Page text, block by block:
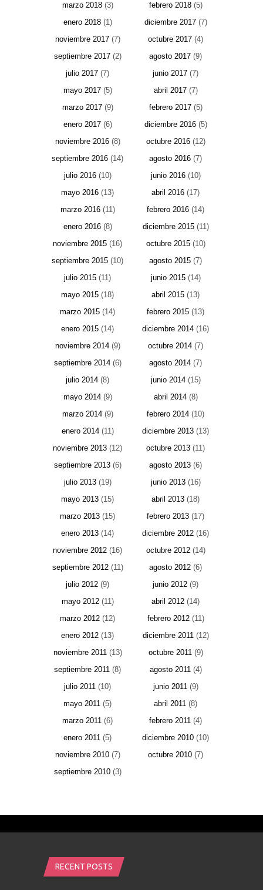
marzo 2018(3) febrero 2018(5)
enero 2018(1) diciembre 2017(7)
noviembre 2017(7) octubre 2017 (4)
septiembre 2017(2) agosto 2017 (9)
julio 2017 (7) junio 2017 (7)
mayo 2017(5) abril 2017(7)
marzo 2017(9) febrero 2017(5)
enero 2017(6) diciembre 2016(5)
noviembre 2016(8) octubre 2016(12)
septiembre 2016 (14) agosto 2016 (7)
julio 2016(10) junio 2016(10)
mayo 2016 (13) abril 2016 (17)
marzo 2016(11) febrero 2016 (14)
enero 2016(8) diciembre 2015(11)
noviembre 2015 (16) octubre 2015(10)
septiembre 2015 (10) agosto 2015 (7)
julio 2015 (11) junio 2015(14)
mayo 2015 (18) abril 2015 (13)
marzo 2015 (14) febrero 2015 (13)
enero 2015 (14) diciembre 2014 (16)
noviembre 2014(9) octubre 2014 (7)
septiembre 2014(6) agosto 2014 (7)
julio 2014 (8) junio 2014(15)
mayo 2014(9) abril 2014(8)
marzo 2014(9) febrero 2014 (10)
enero 2014(11) diciembre 2013 (13)
noviembre 2013 (12) octubre 2013 (11)
septiembre 2013(6) agosto 2013 (6)
julio 2013(19) junio 2013(16)
mayo 2013 (15) abril 2013 (18)
marzo 2013 (15) febrero 2013 (17)
enero 2013 (14) diciembre 2012 (16)
noviembre 2012 (16) octubre 2012(14)
septiembre 2012(11) agosto 2012 (6)
julio 2012 (9) junio 2012 (9)
mayo 2012(11) abril 2012 (14)
marzo 2012 (12) febrero 2012(11)
enero 2012 (13) diciembre 2011(12)
noviembre 2011(13) octubre 2011(9)
septiembre 2011 (8) agosto 2011(4)
julio 2011 (10) junio 2011(9)
mayo 2011 (5) abril 2011 (8)
marzo 2011 (6) febrero 2011 (4)
enero 2011 (5) diciembre 2010 (10)
noviembre 2010(7) octubre 2010 (7)
septiembre 2010(3)
RECENT POSTS